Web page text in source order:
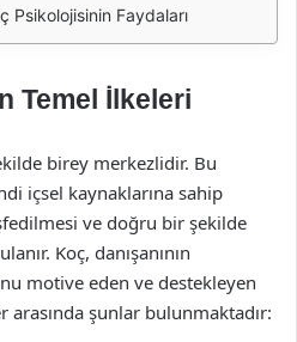
Psikolojisinin Faydaları
Temel İlkeleri
birey merkezlidir. Bu
içsel kaynaklarına sahip
ve doğru bir şekilde
Koç, danışanının
motive eden ve destekleyen
şunlar bulunmaktadır: